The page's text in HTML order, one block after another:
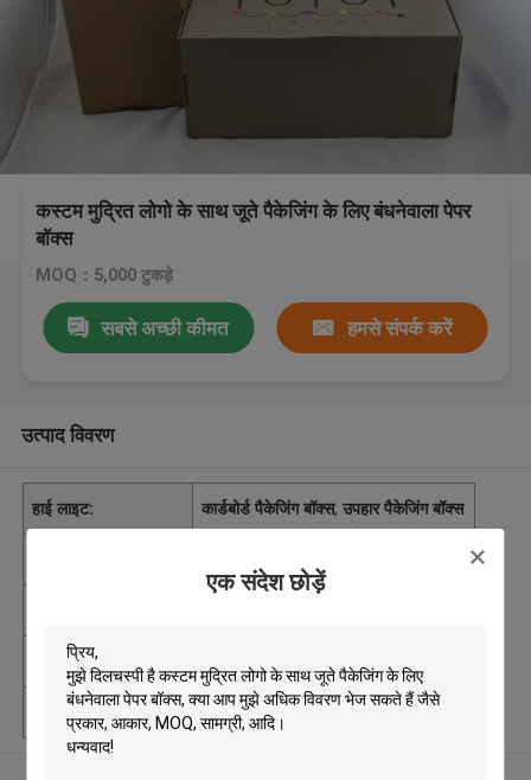
एक संदेश छोड़ें
कस्टम मुद्रित लोगो के साथ जूते पैकेजिंग के लिए बंधनेवाला पेपर
बॉक्स
MOQ：5,000 टुकड़े
सबसे अच्छी कीमत हमसे संपर्क करें
उत्पाद विवरण
हाई लाइट: कार्डबोर्ड पैकेजिंग बॉक्स,उपहार पैकेजिंग बॉक्स
न्यूनतम आदेश मात्रा
पैकेजिंग विवरण प्लास्टिक बैग के अंदर बाहर दफ़्ती बॉक्स